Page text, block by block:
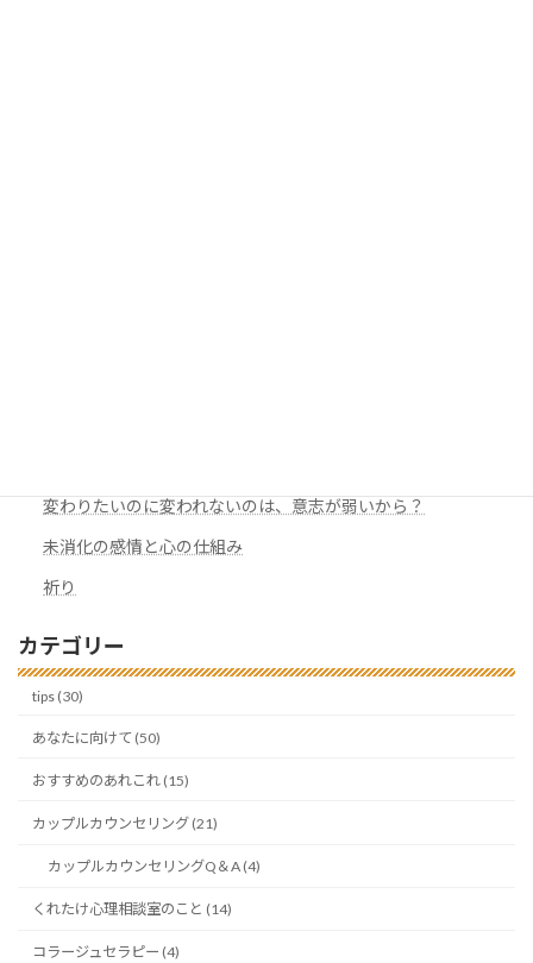
変わりたいのに変われないのは、意志が弱いから？
未消化の感情と心の仕組み
祈り
カテゴリー
tips (30)
あなたに向けて (50)
おすすめのあれこれ (15)
カップルカウンセリング (21)
カップルカウンセリングQ＆A (4)
くれたけ心理相談室のこと (14)
コラージュセラピー (4)